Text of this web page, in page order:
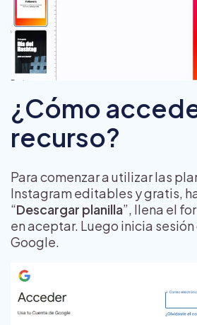
¿Cómo
recurso?
Para comenzar a utilizar las
Instagram editables y gratis,
“Descargar planilla”, llena el
en aceptar. Luego inicia
Google.